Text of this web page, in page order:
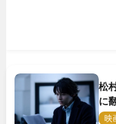
松
に
真映